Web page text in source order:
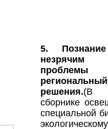
5.
незрячим
решения.(В
сборнике
специальной
экологическому